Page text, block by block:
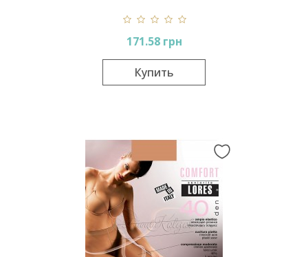
171.58 грн
Купить